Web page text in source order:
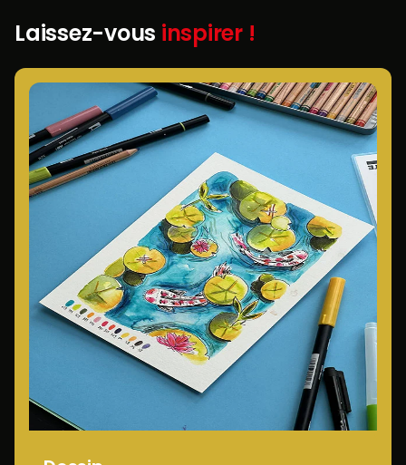
Laissez-vous inspirer !